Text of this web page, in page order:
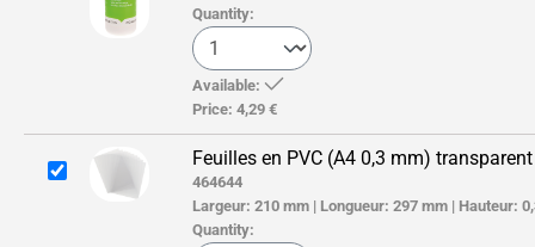
Quantity:
Available:
Price: 4,29 €
Feuilles en PVC (A4 0,3 mm) transparent
464644
Largeur: 210 mm | Longueur: 297 mm | Hauteur:
Quantity: